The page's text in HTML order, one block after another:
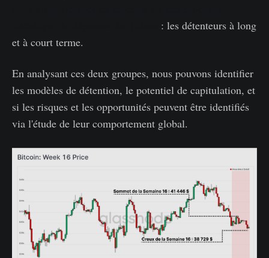
: les détenteurs à long
et à court terme.
En analysant ces deux groupes, nous pouvons identifier
les modèles de détention, le potentiel de capitulation, et
si les risques et les opportunités peuvent être identifiés
via l'étude de leur comportement global.